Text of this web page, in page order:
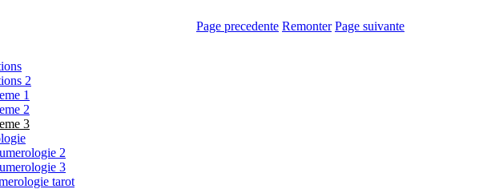
Page precedente Remonter Page suivante
2
1
2
3
2
3
tarot